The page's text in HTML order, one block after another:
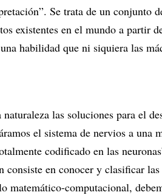
Se trata de un conjunto
existentes en el mundo a partir
habilidad que ni siquiera las
las soluciones para el
el sistema de nervios a una
codificado en las
consiste en conocer y clasificar
matemático-computacional,